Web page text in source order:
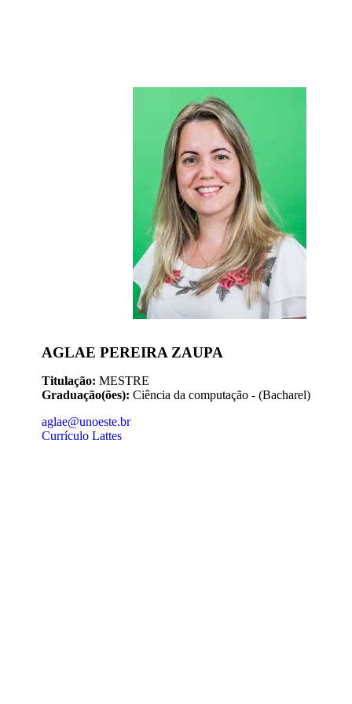
AGLAE PEREIRA ZAUPA
Titulação: MESTRE
Graduação(ões): Ciência da computação - (Bacharel)
aglae@unoeste.br
Currículo Lattes